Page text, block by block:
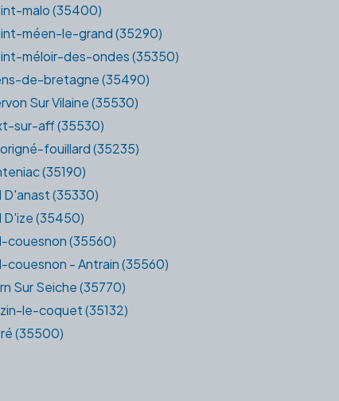
malo (35400)
méen-le-grand (35290)
méloir-des-ondes (35350)
de-bretagne (35490)
Sur Vilaine (35530)
sur-aff (35530)
fouillard (35235)
(35190)
D'anast (35330)
D'ize (35450)
couesnon (35560)
couesnon - Antrain (35560)
Sur Seiche (35770)
le-coquet (35132)
(35500)